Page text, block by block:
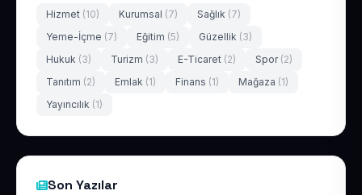
Hizmet (10) Kurumsal (7) Sağlık (7)
Yeme-İçme (7) Eğitim (5) Güzellik (3)
Hukuk (3) Turizm (3) E-Ticaret (2) Spor (2)
Tanıtım (2) Emlak (1) Finans (1) Mağaza (1)
Yayıncılık (1)
Son Yazılar